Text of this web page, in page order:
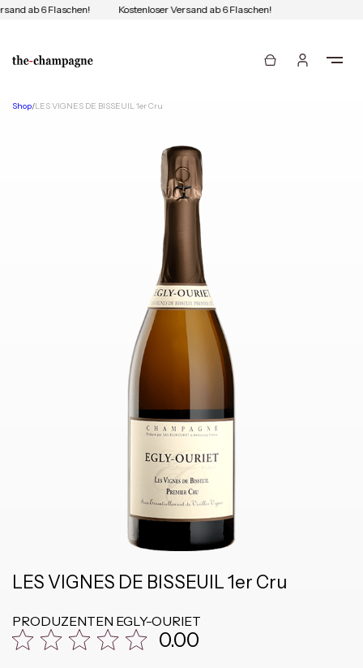
ab 6 Flaschen! Kostenloser Versand ab 6 Flaschen!
Shop/LES VIGNES DE BISSEUIL 1er Cru
LES VIGNES DE BISSEUIL 1er Cru
PRODUZENTEN EGLY-OURIET
0.00